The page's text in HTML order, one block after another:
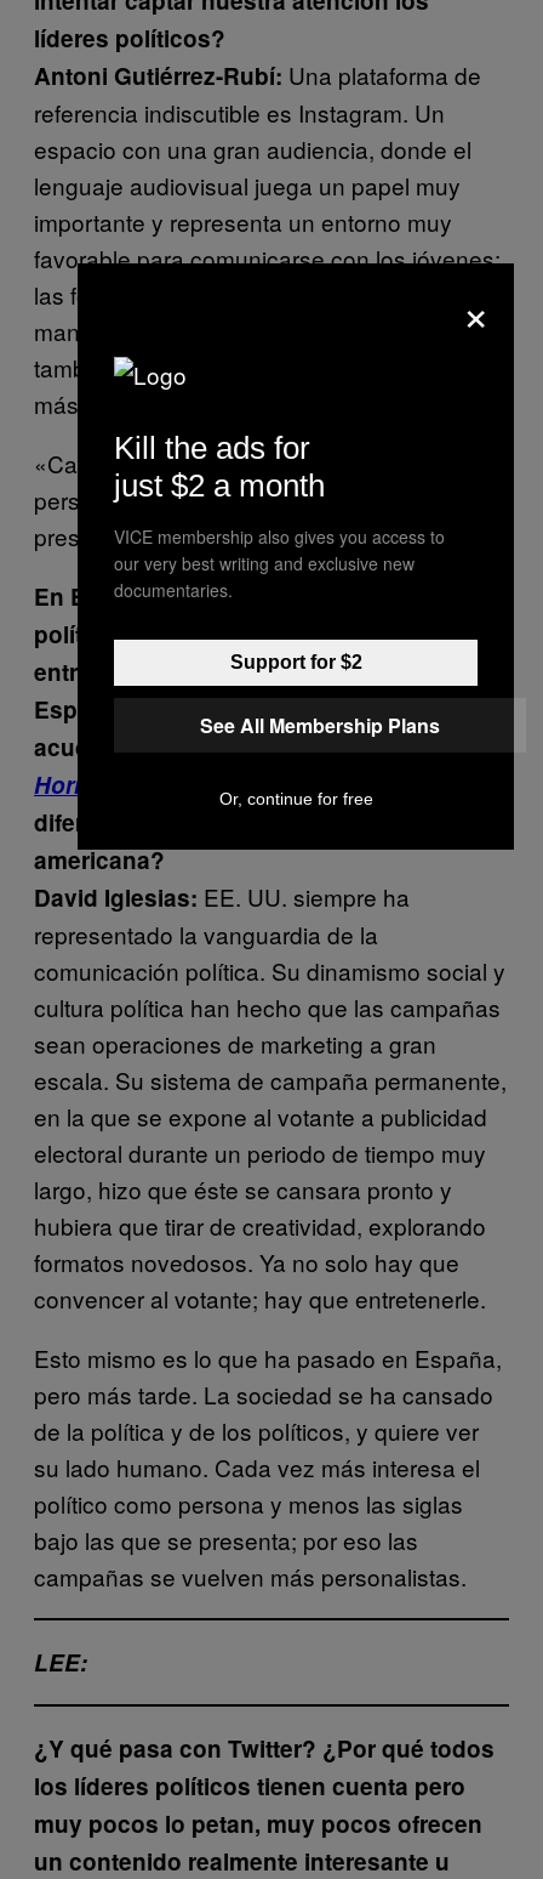
líderes políticos?
Antoni Gutiérrez-Rubí: Una plataforma de
referencia indiscutible es Instagram. Un
espacio con una gran audiencia, donde el
lenguaje audiovisual juega un papel muy
importante y representa un entorno muy
favorable para comunicarse con los jóvenes:
las fotos, los stories, los vídeos… Son una
manera de transmitir mensajes políticos, pero
también para mostrar la cara más cotidiana,
más humana de los líderes.
«Cada vez más interesa el político como
persona y menos las siglas bajo las que se
presenta»
En Estados Unidos es muy común que los
políticos aparezcan en programas de
entretenimiento o magazines, pero en
España es relativamente nuevo que
acudan al programa de Ana Rosa, aEl
Hormiguero
Sálvame
. ¿Qué hay de
diferente en nuestra cultura política y la
americana?
David Iglesias: EE. UU. siempre ha
representado la vanguardia de la
comunicación política. Su dinamismo social y
cultura política han hecho que las campañas
sean operaciones de marketing a gran
escala. Su sistema de campaña permanente,
en la que se expone al votante a publicidad
electoral durante un periodo de tiempo muy
largo, hizo que éste se cansara pronto y
hubiera que tirar de creatividad, explorando
formatos novedosos. Ya no solo hay que
convencer al votante; hay que entretenerle.
Esto mismo es lo que ha pasado en España,
pero más tarde. La sociedad se ha cansado
de la política y de los políticos, y quiere ver
su lado humano. Cada vez más interesa el
político como persona y menos las siglas
bajo las que se presenta; por eso las
campañas se vuelven más personalistas.
LEE:
¿Y qué pasa con Twitter? ¿Por qué todos
los líderes políticos tienen cuenta pero
muy pocos lo petan, muy pocos ofrecen
un contenido realmente interesante u
×
Kill the ads for
just $2 a month
VICE membership also gives you access to
our very best writing and exclusive new
documentaries.
Support for $2
See All Membership Plans
Or, continue for free